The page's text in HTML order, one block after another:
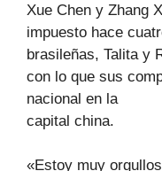
Xue Chen y Zhang
impuesto hace
brasileñas, Talita y
con lo que sus
nacional en la
capital china.
«Estoy muy